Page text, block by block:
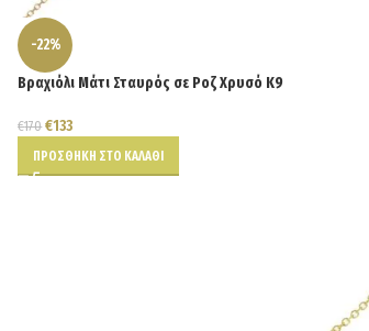
-22%
Βραχιόλι Μάτι Σταυρός σε Ροζ Χρυσό Κ9
€170 €133
ΠΡΟΣΘΉΚΗ ΣΤΟ ΚΑΛΆΘΙ